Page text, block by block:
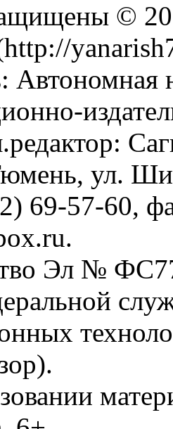
©
Автономная
ул.
69-57-60,
Эл №